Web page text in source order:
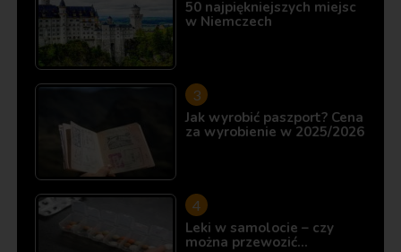
50 najpiękniejszych miejsc
w Niemczech
Jak wyrobić paszport? Cena
za wyrobienie w 2025/2026
Leki w samolocie – czy
można przewozić…